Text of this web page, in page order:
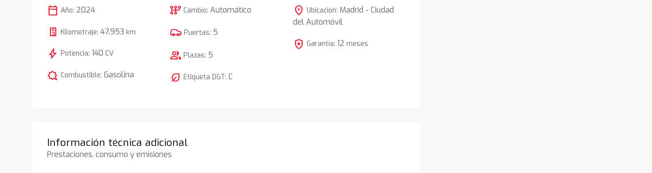
calendar_today Año: 2024
Kilometraje:47.953 km
bolt Potencia:140 CV
comic_bubble Combustible:Gasolina
auto_transmission Cambio:Automático
Puertas: 5
group Plazas: 5
nest_eco_leaf Etiqueta DGT:C
location_on Ubicación: Madrid - Ciudad
del Automóvil
local_police Garantía: 12 meses
Información técnica adicional
Prestaciones, consumo y emisiones